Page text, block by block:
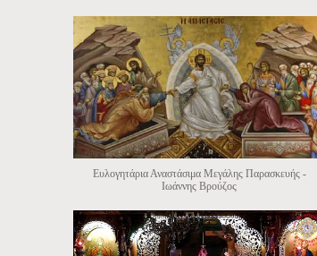
Ευλογητάρια Αναστάσιμα Μεγάλης Παρασκευής -
Ιωάννης Βρούζος